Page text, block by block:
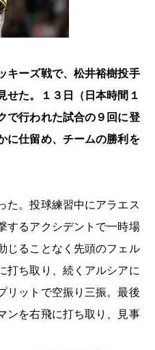
キーズ戦で、松井裕樹投手
せた。１３日（日本時間１
で行われた試合の９回に登
に仕留め、チームの勝利を
た。投球練習中にアラエス
するアクシデントで一時場
じることなく先頭のフェル
打ち取り、続くアルシアに
リットで空振り三振。最後
ンを右飛に打ち取り、見事